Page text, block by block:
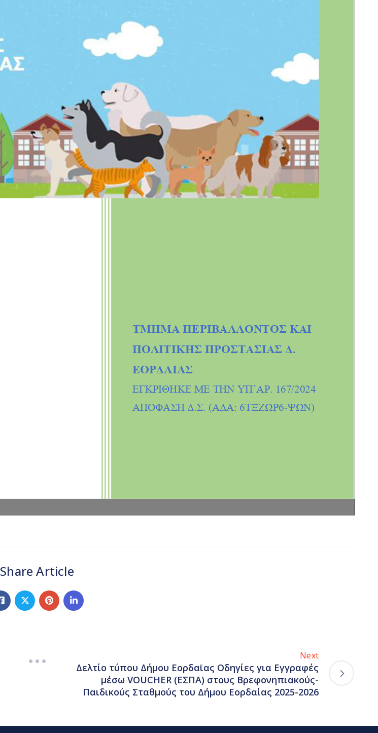
Share Article
Next
Δελτίο τύπου Δήμου Εορδαϊας Οδηγίες για Εγγραφές
μέσω VOUCHER (ΕΣΠΑ) στους Βρεφονηπιακούς-
Παιδικούς Σταθμούς του Δήμου Εορδαίας 2025-2026